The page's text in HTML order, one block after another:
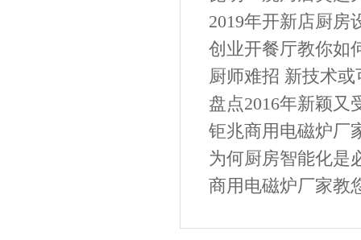
2019年开新店厨房
创业开餐厅教你如
厨师难招 新技术
盘点2016年新颖又
钜兆商用电磁炉厂
为何厨房智能化是
商用电磁炉厂家教